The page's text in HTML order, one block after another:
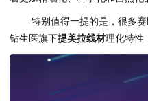
特别值得一提的是，很多
钻生医旗下提美拉线材理化特性